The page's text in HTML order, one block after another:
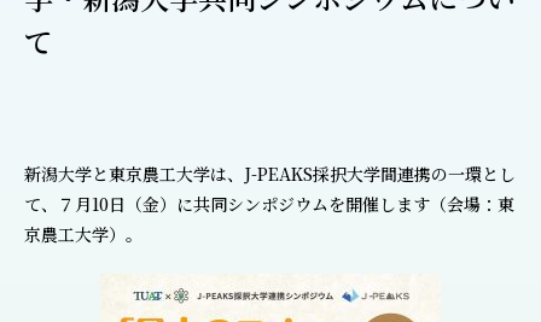
て
新潟大学と東京農工大学は、J-PEAKS採択大学間連携の一環とし
て、７月10日（金）に共同シンポジウムを開催します（会場：東
京農工大学）。